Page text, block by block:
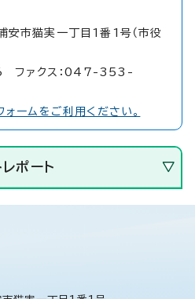
猫実一丁目1番1号（市役
ァクス：047-353-
ームをご利用ください。
ポート